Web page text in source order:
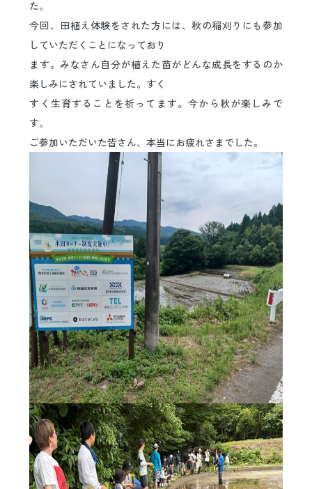
た。
今回、田植え体験をされた方には、秋の稲刈りにも参加
していただくことになっており
ます。みなさん自分が植えた苗がどんな成長をするのか
楽しみにされていました。すく
すく生育することを祈ってます。今から秋が楽しみで
す。
ご参加いただいた皆さん、本当にお疲れさまでした。